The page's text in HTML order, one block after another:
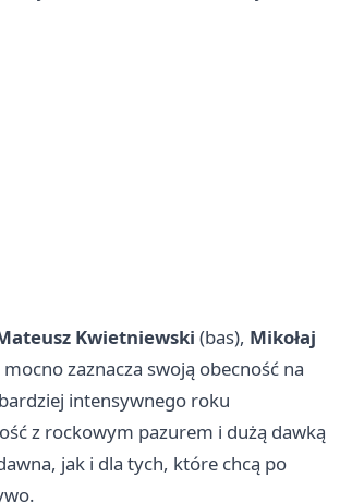
Kwietniewski (bas), Mikołaj
zaznacza swoją obecność na
intensywnego roku
z rockowym pazurem i dużą dawką
jak i dla tych, które chcą po